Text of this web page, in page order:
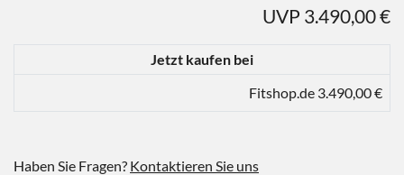
UVP 3.490,00 €
Jetzt kaufen bei
Fitshop.de 3.490,00 €
Haben Sie Fragen? Kontaktieren Sie uns